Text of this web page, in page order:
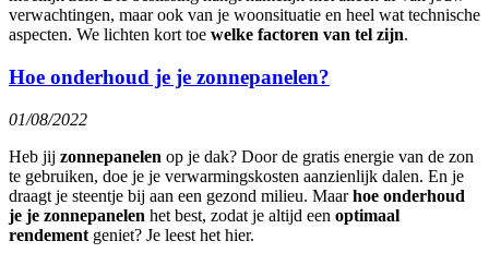
verwachtingen, maar ook van je woonsituatie en heel wat technische
aspecten. We lichten kort toe welke factoren van tel zijn.
Hoe onderhoud je je zonnepanelen?
01/08/2022
Heb jij zonnepanelen op je dak? Door de gratis energie van de zon
te gebruiken, doe je je verwarmingskosten aanzienlijk dalen. En je
draagt je steentje bij aan een gezond milieu. Maarhoe onderhoud
je je zonnepanelen het best, zodat je altijd een optimaal
rendement geniet? Je leest het hier.